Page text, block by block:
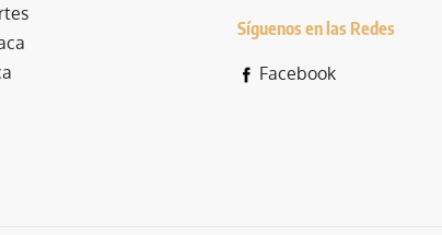
Síguenos en las Redes
Facebook